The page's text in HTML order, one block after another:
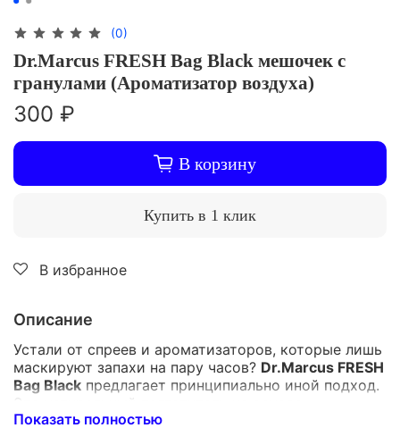
(0)
Dr.Marcus FRESH Bag Black мешочек с
гранулами (Ароматизатор воздуха)
300 ₽
В корзину
Купить в 1 клик
В избранное
Описание
Устали от спреев и ароматизаторов, которые лишь
маскируют запахи на пару часов? Dr.Marcus FRESH
Bag Black предлагает принципиально иной подход.
высокоактивных гранул, которые непрерывно и
Показать полностью